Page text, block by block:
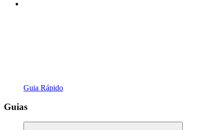
Guia Rápido
Guias